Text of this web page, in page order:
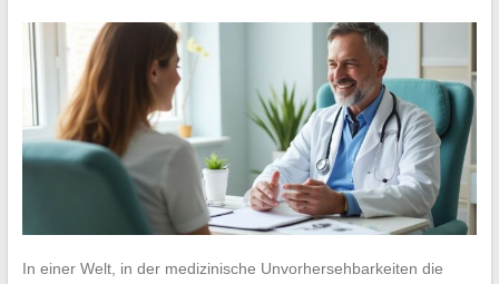
In einer Welt, in der medizinische Unvorhersehbarkeiten die